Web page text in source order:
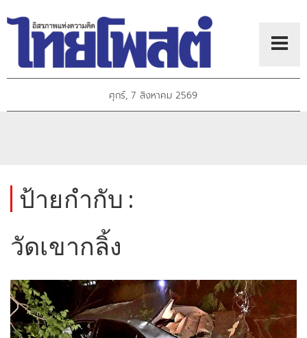
ศุกร์, 7 สิงหาคม 2569
ป้ายกำกับ :
วัดเขากลิ้ง